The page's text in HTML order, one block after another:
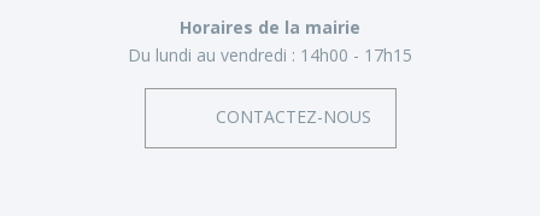
Horaires de la mairie
Du lundi au vendredi : 14h00 - 17h15
CONTACTEZ-NOUS